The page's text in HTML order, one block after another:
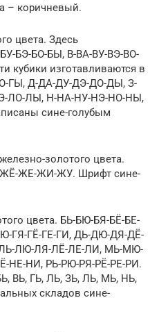
– коричневый.
цвета. Здесь
БЭ-БО-БЫ, В-ВА-ВУ-ВЭ-ВО-
изготавливаются в
ГЫ, Д-ДА-ДУ-ДЭ-ДО-ДЫ, З-
ЛО-ЛЫ, Н-НА-НУ-НЭ-НО-НЫ,
сине-голубым
золотого цвета.
ЖЕ-ЖИ-ЖУ. Шрифт сине-
цвета. БЬ-БЮ-БЯ-БЁ-БЕ-
ГЯ-ГЁ-ГЕ-ГИ, ДЬ-ДЮ-ДЯ-ДЁ-
ЛЮ-ЛЯ-ЛЁ-ЛЕ-ЛИ, МЬ-МЮ-
НИ, РЬ-РЮ-РЯ-РЁ-РЕ-РИ.
ВЬ, ГЬ, ЛЬ, ЗЬ, ЛЬ, МЬ, НЬ,
складов сине-